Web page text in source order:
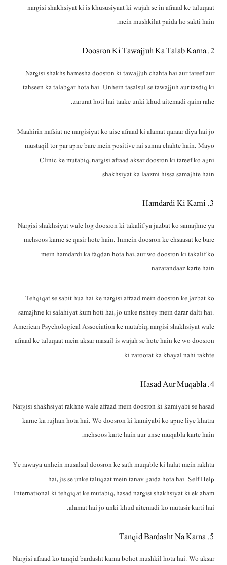
nargisi shakhsiyat ki is khususiyaat ki wajah se in afraad ke taluqaat
mein mushkilat paida ho sakti hain.
2. Doosron Ki Tawajjuh Ka Talab Karna
Nargisi shakhs hamesha doosron ki tawajjuh chahta hai aur tareef aur
tahseen ka talabgar hota hai. Unhein tasalsul se tawajjuh aur tasdiq ki
zarurat hoti hai taake unki khud aitemadi qaim rahe.
Maahirin nafsiat ne nargisiyat ko aise afraad ki alamat qaraar diya hai jo
mustaqil tor par apne bare mein positive rai sunna chahte hain. Mayo
Clinic ke mutabiq, nargisi afraad aksar doosron ki tareef ko apni
shakhsiyat ka laazmi hissa samajhte hain.
3. Hamdardi Ki Kami
Nargisi shakhsiyat wale log doosron ki takalif ya jazbat ko samajhne ya
mehsoos karne se qasir hote hain. Inmein doosron ke ehsaasat ke bare
mein hamdardi ka faqdan hota hai, aur wo doosron ki takalif ko
nazarandaaz karte hain.
Tehqiqat se sabit hua hai ke nargisi afraad mein doosron ke jazbat ko
samajhne ki salahiyat kum hoti hai, jo unke rishtey mein darar dalti hai.
American Psychological Association ke mutabiq, nargisi shakhsiyat wale
afraad ke taluqaat mein aksar masail is wajah se hote hain ke wo doosron
ki zaroorat ka khayal nahi rakhte.
4. Hasad Aur Muqabla
Nargisi shakhsiyat rakhne wale afraad mein doosron ki kamiyabi se hasad
karne ka rujhan hota hai. Wo doosron ki kamiyabi ko apne liye khatra
mehsoos karte hain aur unse muqabla karte hain.
Ye rawaya unhein musalsal doosron ke sath muqable ki halat mein rakhta
hai, jis se unke taluqaat mein tanav paida hota hai. Self Help
International ki tehqiqat ke mutabiq, hasad nargisi shakhsiyat ki ek aham
alamat hai jo unki khud aitemadi ko mutasir karti hai.
5. Tanqid Bardasht Na Karna
Nargisi afraad ko tanqid bardasht karna bohot mushkil hota hai. Wo aksar